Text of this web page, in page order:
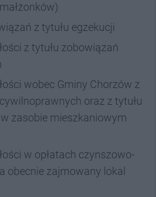
z tytułu egzekucji
z tytułu zobowiązań
wobec Gminy Chorzów z
oraz z tytułu
zasobie mieszkaniowym
w opłatach czynszowo-
obecnie zajmowany lokal